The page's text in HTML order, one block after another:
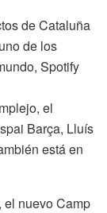
de Cataluña
de los
Spotify
el
Barça, Lluís
está en
el nuevo Camp